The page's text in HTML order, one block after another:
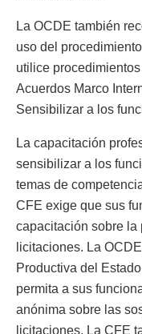
La OCDE también
uso del
utilice
Acuerdos Marco
Sensibilizar a los
La capacitación
sensibilizar a los
temas de
CFE exige que sus
capacitación sobre
licitaciones. La
Productiva del
permita a sus
anónima sobre las
licitaciones. La CFE